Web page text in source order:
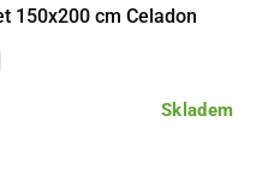
Do košíku
150x200 cm Celadon
Skladem